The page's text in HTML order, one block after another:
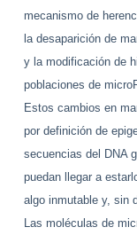
mecanismo de
la desaparición de
y la modificación de
poblaciones de
Estos cambios en
por definición de
secuencias del DNA
puedan llegar a
algo inmutable y, sin
Las moléculas de